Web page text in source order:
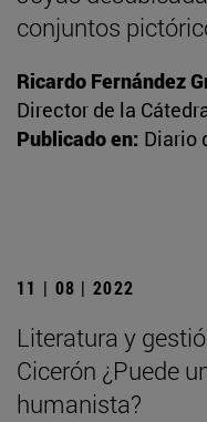
conjuntos
Ricardo Fernández
Director de la
Publicado en: Diario
11 | 08 | 2022
Literatura y
Cicerón ¿Puede
humanista?